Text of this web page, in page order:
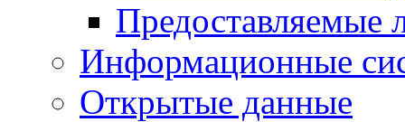
Предоставляемые
Информационные
Открытые данные